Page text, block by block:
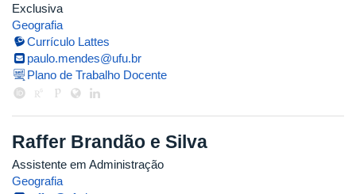
Exclusiva
Geografia
Currículo Lattes
paulo.mendes@ufu.br
Plano de Trabalho Docente
Raffer Brandão e Silva
Assistente em Administração
Geografia